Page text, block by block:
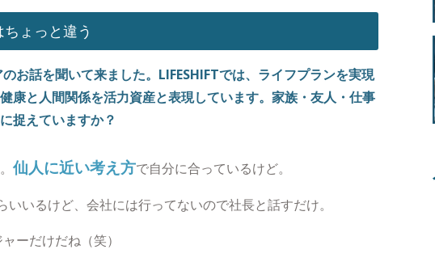
ょっと違う
お話を聞いて来ました。LIFESHIFTでは、ライフプランを実現
康と人間関係を活力資産と表現しています。 家族・友人・仕事
捉えていますか？
仙人に近い考え方で自分に合っているけど。
いるけど、会社には行ってないので社長と話すだけ。
ーだけだね（笑）